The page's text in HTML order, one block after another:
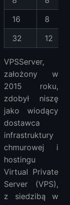
16
8
32
12
VPSServer,
założony w
2015 roku,
zdobył niszę
jako wiodący
dostawca
infrastruktury
chmurowej i
hostingu
Virtual Private
Server (VPS),
z siedzibą w